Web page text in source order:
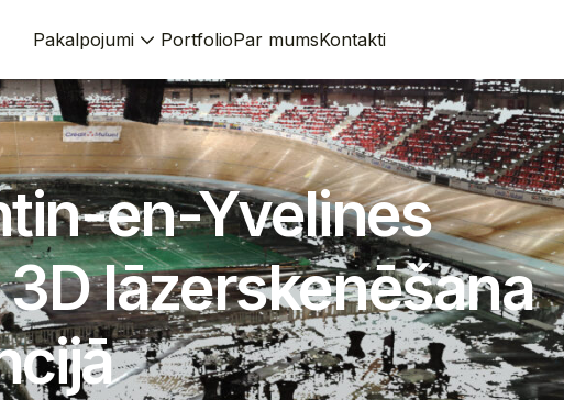
Pakalpojumi PortfolioPar mumsKontakti
en-Yvelines
lāzerskenēšana